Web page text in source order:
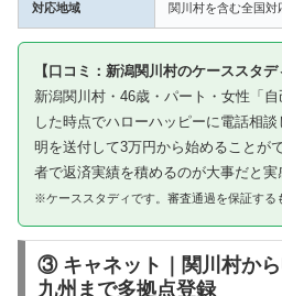
対応地域 関川村を含む全国対
【口コミ：新潟関川村のケーススタデ
新潟関川村・46歳・パート・女性「
した時点でハローハッピーに電話相
明を送付して3万円から始めることが
者で返済実績を積めるのが大事だと実
※ケーススタディです。審査通過を保証する
③ キャネット｜関川村か
九州まで多拠点登録